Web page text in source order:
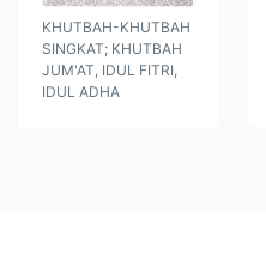
KHUTBAH-KHUTBAH
SINGKAT; KHUTBAH
JUM'AT, IDUL FITRI,
IDUL ADHA